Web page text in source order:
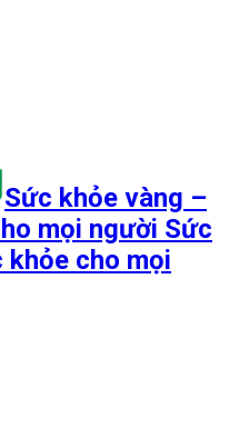
Sức khỏe vàng –
mọi người Sức
khỏe cho mọi